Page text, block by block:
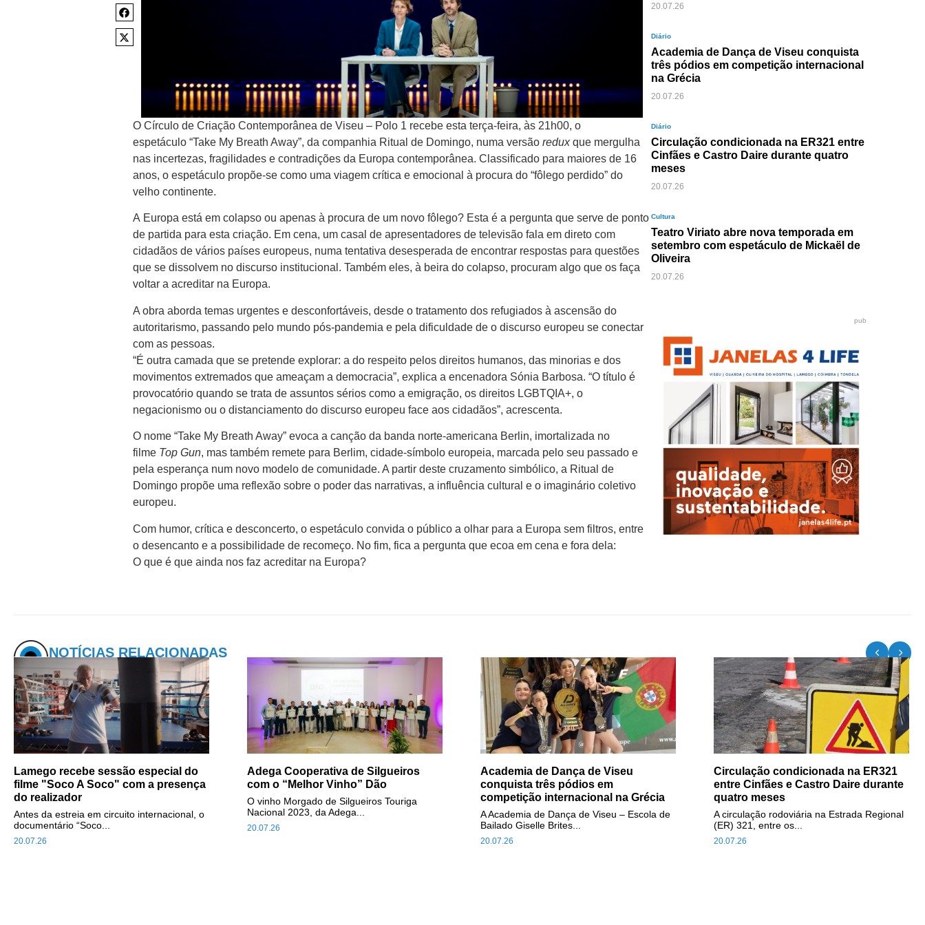
O Círculo de Criação Contemporânea de Viseu – Polo 1 recebe esta terça-feira, às 21h00, o
espetáculo “Take My Breath Away”, da companhia Ritual de Domingo, numa versãoreduxque mergulha
nas incertezas, fragilidades e contradições da Europa contemporânea. Classificado para maiores de 16
anos, o espetáculo propõe-se como uma viagem crítica e emocional à procura do “fôlego perdido” do
velho continente.
A Europa está em colapso ou apenas à procura de um novo fôlego? Esta é a pergunta que serve de ponto
de partida para esta criação. Em cena, um casal de apresentadores de televisão fala em direto com
cidadãos de vários países europeus, numa tentativa desesperada de encontrar respostas para questões
que se dissolvem no discurso institucional. Também eles, à beira do colapso, procuram algo que os faça
voltar a acreditar na Europa.
A obra aborda temas urgentes e desconfortáveis, desde o tratamento dos refugiados à ascensão do
autoritarismo, passando pelo mundo pós-pandemia e pela dificuldade de o discurso europeu se conectar
com as pessoas.
“É outra camada que se pretende explorar: a do respeito pelos direitos humanos, das minorias e dos
movimentos extremados que ameaçam a democracia”, explica a encenadora Sónia Barbosa. “O título é
provocatório quando se trata de assuntos sérios como a emigração, os direitos LGBTQIA+, o
negacionismo ou o distanciamento do discurso europeu face aos cidadãos”, acrescenta.
O nome “Take My Breath Away” evoca a canção da banda norte-americana Berlin, imortalizada no
filme Top Gun, mas também remete para Berlim, cidade-símbolo europeia, marcada pelo seu passado e
pela esperança num novo modelo de comunidade. A partir deste cruzamento simbólico, a Ritual de
Domingo propõe uma reflexão sobre o poder das narrativas, a influência cultural e o imaginário coletivo
europeu.
Com humor, crítica e desconcerto, o espetáculo convida o público a olhar para a Europa sem filtros, entre
o desencanto e a possibilidade de recomeço. No fim, fica a pergunta que ecoa em cena e fora dela:
O que é que ainda nos faz acreditar na Europa?
20.07.26
Diário
Academia de Dança de Viseu conquista
três pódios em competição internacional
na Grécia
20.07.26
Diário
Circulação condicionada na ER321 entre
Cinfães e Castro Daire durante quatro
meses
20.07.26
Cultura
Teatro Viriato abre nova temporada em
setembro com espetáculo de Mickaël de
Oliveira
20.07.26
pub
NOTÍCIAS RELACIONADAS
Lamego recebe sessão especial do
filme "Soco A Soco" com a presença
do realizador
20.07.26
Antes da estreia em circuito internacional, o
documentário “Soco...
Adega Cooperativa de Silgueiros
com o “Melhor Vinho” Dão
20.07.26
O vinho Morgado de Silgueiros Touriga
Nacional 2023, da Adega...
Academia de Dança de Viseu
conquista três pódios em
competição internacional na Grécia
20.07.26
A Academia de Dança de Viseu – Escola de
Bailado Giselle Brites...
Circulação condicionada na ER321
entre Cinfães e Castro Daire durante
quatro meses
20.07.26
A circulação rodoviária na Estrada Regional
(ER) 321, entre os...